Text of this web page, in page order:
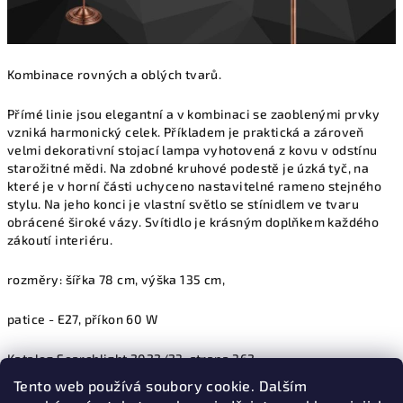
Tento web používá soubory cookie. Dalším
Kombinace rovných a oblých tvarů.
Přímé linie jsou elegantní a v kombinaci se zaoblenými prvky
vzniká harmonický celek. Příkladem je praktická a zároveň
velmi dekorativní stojací lampa vyhotovená z kovu v odstínu
starožitné mědi. Na zdobné kruhové podestě je úzká tyč, na
které je v horní části uchyceno nastavitelné rameno stejného
stylu. Na jeho konci je vlastní světlo se stínidlem ve tvaru
obrácené široké vázy. Svítidlo je krásným doplňkem každého
zákoutí interiéru.
rozměry: šířka 78 cm, výška 135 cm,
patice - E27, příkon 60 W
Katalog Searchlight 2022/23, strana 362